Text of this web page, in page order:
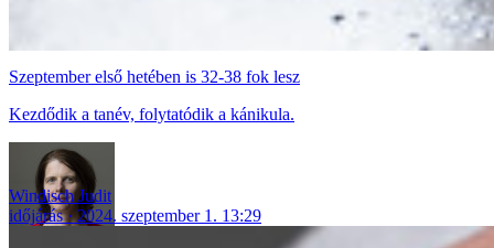
Szeptember első hetében is 32-38 fok lesz
Kezdődik a tanév, folytatódik a kánikula.
Windisch Judit
időjárás
2024. szeptember 1. 13:29